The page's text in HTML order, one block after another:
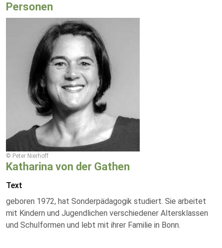
Personen
© Peter Nierhoff
Katharina von der Gathen
Text
geboren 1972, hat Sonderpädagogik studiert. Sie arbeitet
mit Kindern und Jugendlichen verschiedener Altersklassen
und Schulformen und lebt mit ihrer Familie in Bonn.